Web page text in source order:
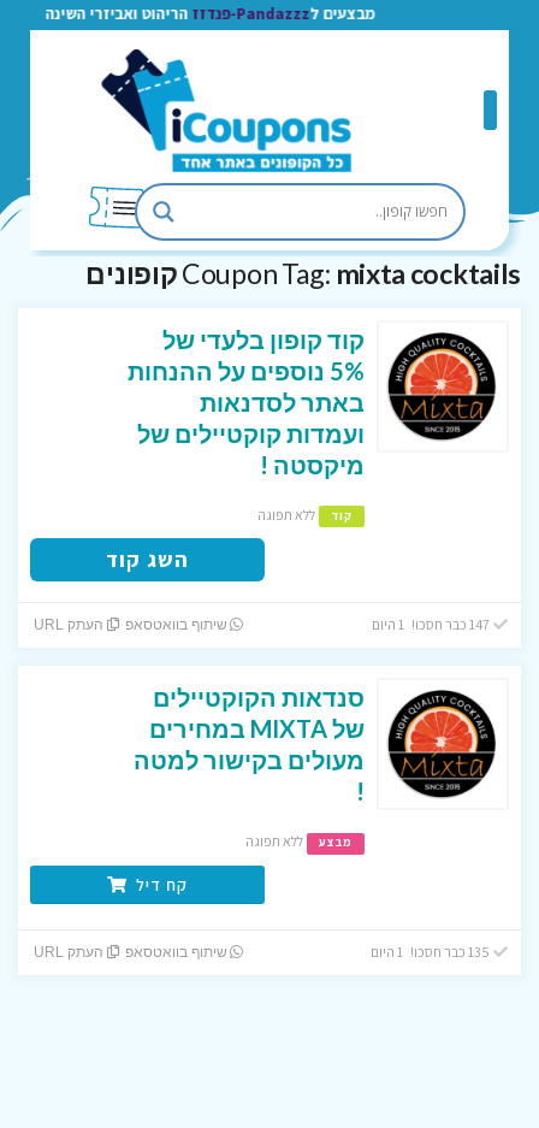
מבצעים ל Pandazzz-פנדזז הריהוט ואביזרי השינה
Coupon Tag: mixta cocktails קופונים
קוד קופון בלעדי של
5% נוספים על ההנחות
באתר לסדנאות
ועמדות קוקטיילים של
מיקסטה !
קוד ללא תפוגה
השג קוד
שיתוף בוואטסאפ העתק URL
סנדאות הקוקטיילים
של MIXTA במחירים
מעולים בקישור למטה
!
מבצע ללא תפוגה
קח דיל
שיתוף בוואטסאפ העתק URL